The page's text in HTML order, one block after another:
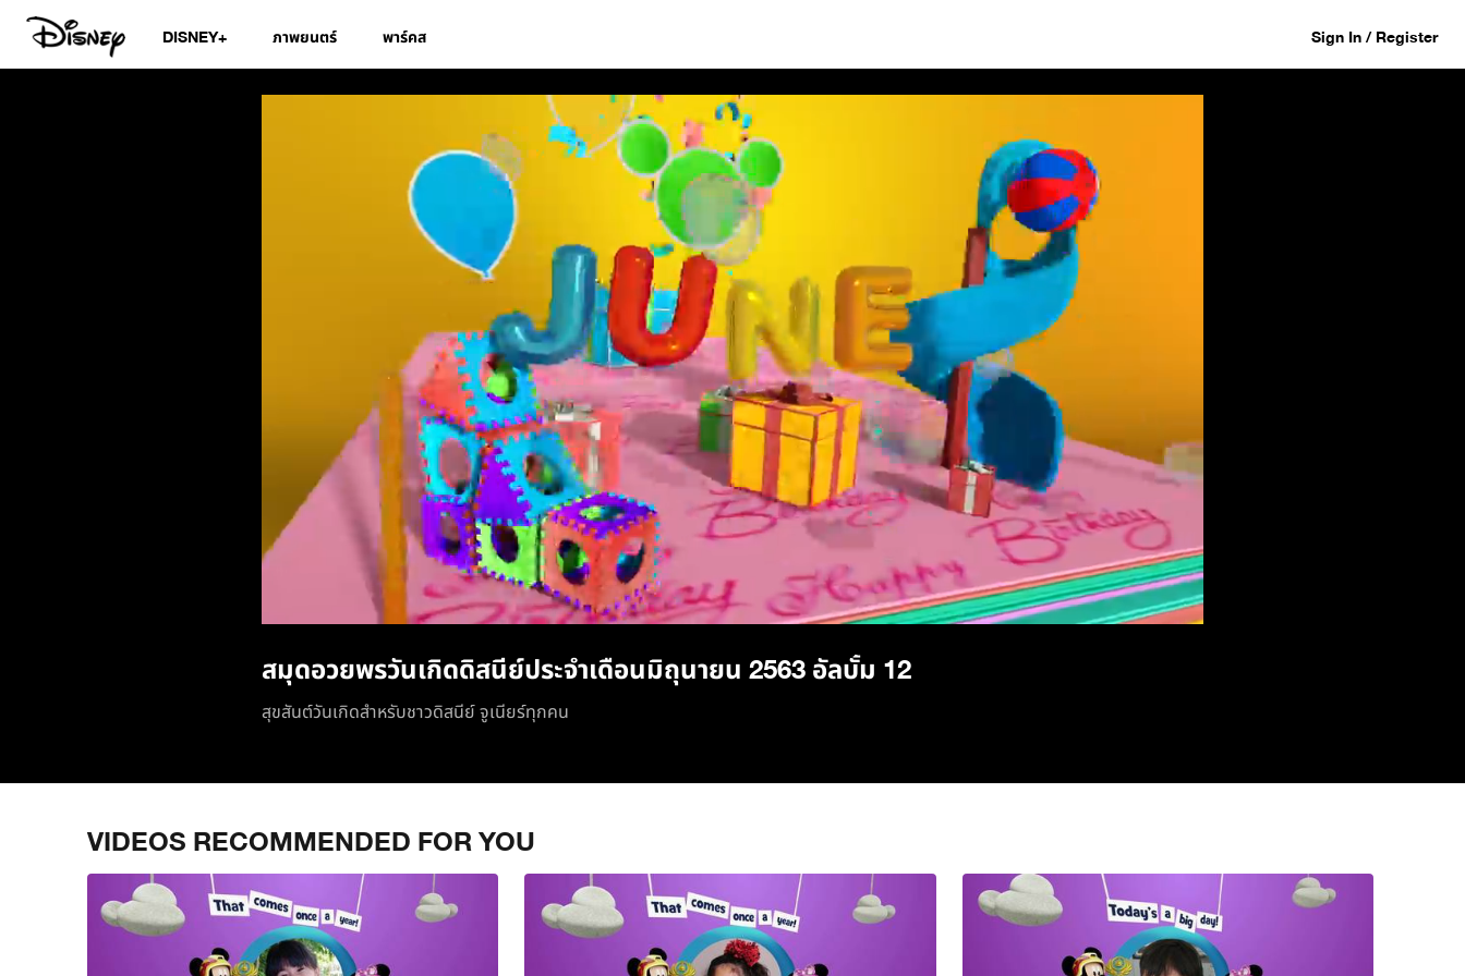
DISNEY+ ภาพยนตร์ พาร์คส Sign In / Register
สมุดอวยพรวันเกิดดิสนีย์ประจำเดือนมิถุนายน 2563 อัลบั้ม 12
/
สมุดอวยพรวันเกิดดิสนีย์ประจำเดือนมิถุนายน 2563 อัลบั้ม 12
สุขสันต์วันเกิดสำหรับชาวดิสนีย์ จูเนียร์ทุกคน
VIDEOS RECOMMENDED FOR YOU